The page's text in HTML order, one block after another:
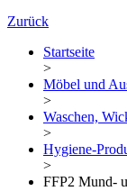
Zurück
Startseite
>
Möbel und
>
Waschen,
>
Hygiene-
>
FFP2 Mund-